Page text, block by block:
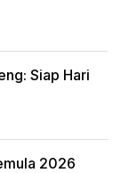
Siap Hari
2026